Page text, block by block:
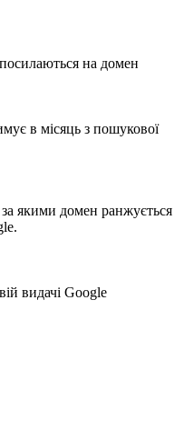
на домен
в місяць з пошукової
якими домен ранжується
видачі Google